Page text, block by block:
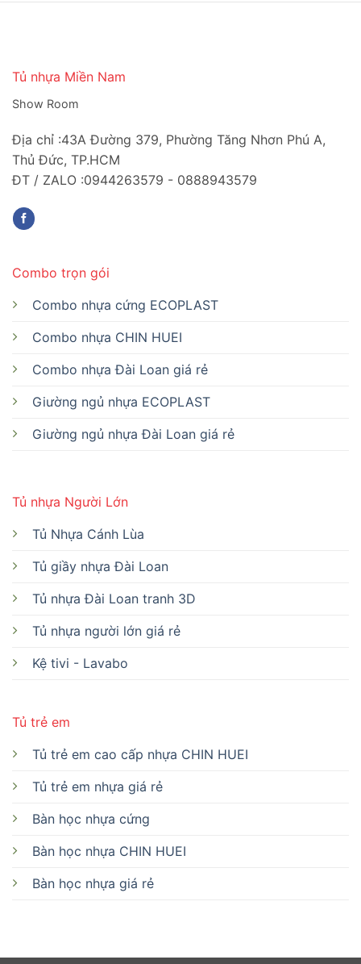
Tủ nhựa Miền Nam
Show Room
Địa chỉ :43A Đường 379, Phường Tăng Nhơn Phú A,
Thủ Đức, TP.HCM
ĐT / ZALO :0944263579 - 0888943579
Tủ nhựa Người Lớn
Tủ Nhựa Cánh Lùa
Tủ giầy nhựa Đài Loan
Tủ nhựa Đài Loan tranh 3D
Tủ nhựa người lớn giá rẻ
Kệ tivi - Lavabo
Tủ trẻ em
Tủ trẻ em cao cấp nhựa CHIN HUEI
Tủ trẻ em nhựa giá rẻ
Bàn học nhựa cứng
Bàn học nhựa CHIN HUEI
Bàn học nhựa giá rẻ
Combo trọn gói
Combo nhựa cứng ECOPLAST
Combo nhựa CHIN HUEI
Combo nhựa Đài Loan giá rẻ
Giường ngủ nhựa ECOPLAST
Giường ngủ nhựa Đài Loan giá rẻ